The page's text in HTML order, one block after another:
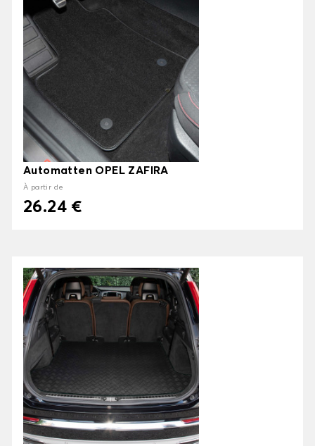
Automatten OPEL ZAFIRA
À partir de
26.24 €